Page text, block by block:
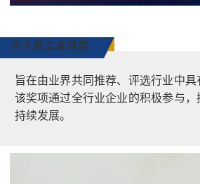
关于高工金球奖
旨在由业界共同推荐、评选行业中
该奖项通过全行业企业的积极参与
持续发展。